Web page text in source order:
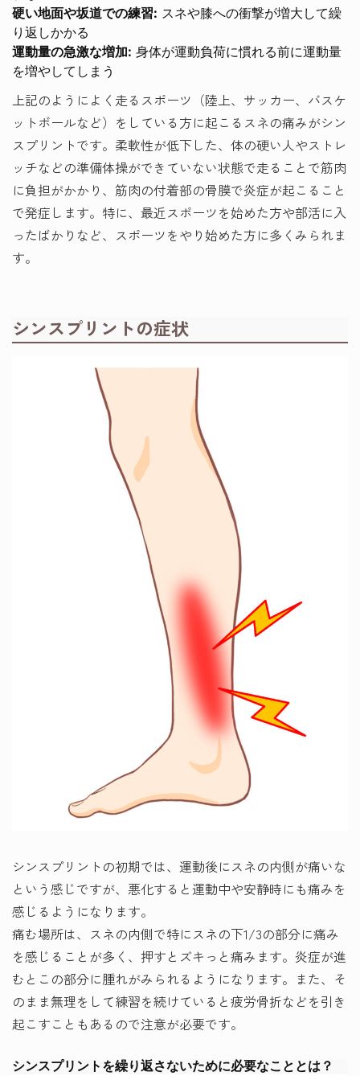
硬い地面や坂道での練習: スネや膝への衝撃が増大して繰
り返しかかる
運動量の急激な増加: 身体が運動負荷に慣れる前に運動量
を増やしてしまう
上記のようによく走るスポーツ（陸上、サッカー、バスケ
ットボールなど）をしている方に起こるスネの痛みがシン
スプリントです。柔軟性が低下した、体の硬い人やストレ
ッチなどの準備体操ができていない状態で走ることで筋肉
に負担がかかり、筋肉の付着部の骨膜で炎症が起こること
で発症します。特に、最近スポーツを始めた方や部活に入
ったばかりなど、スポーツをやり始めた方に多くみられま
す。
シンスプリントの症状
シンスプリントの初期では、運動後にスネの内側が痛いな
という感じですが、悪化すると運動中や安静時にも痛みを
感じるようになります。
痛む場所は、スネの内側で特にスネの下1/3の部分に痛み
を感じることが多く、押すとズキっと痛みます。炎症が進
むとこの部分に腫れがみられるようになります。また、そ
のまま無理をして練習を続けていると疲労骨折などを引き
起こすこともあるので注意が必要です。
シンスプリントを繰り返さないために必要なこととは？